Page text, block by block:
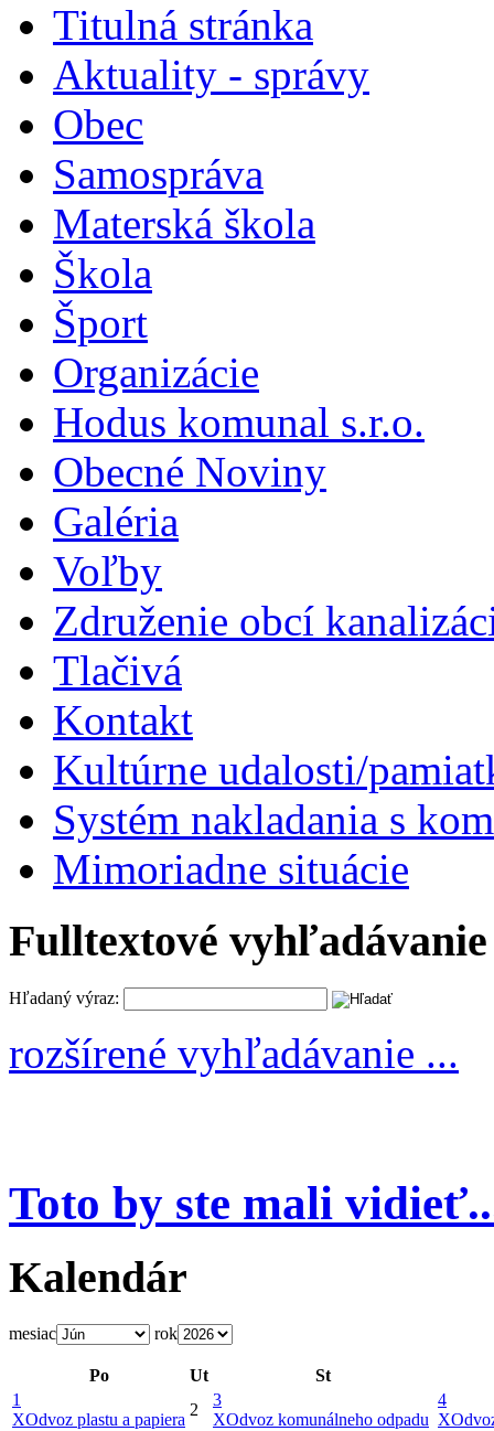
Titulná stránka
Aktuality - správy
Obec
Samospráva
Materská škola
Škola
Šport
Organizácie
Hodus komunal s.r.o.
Obecné Noviny
Galéria
Voľby
Združenie obcí
Tlačivá
Kontakt
Kultúrne udalosti/
Systém nakladania s
Mimoriadne situácie
Fulltextové vyhľadávanie
Hľadaný výraz:
rozšírené vyhľadávanie ...
Toto by ste mali
Kalendár
mesiac rok
Po Ut
St
1
XOdvoz plastu a papiera
2
3
XOdvoz komunálneho odpadu
4
X